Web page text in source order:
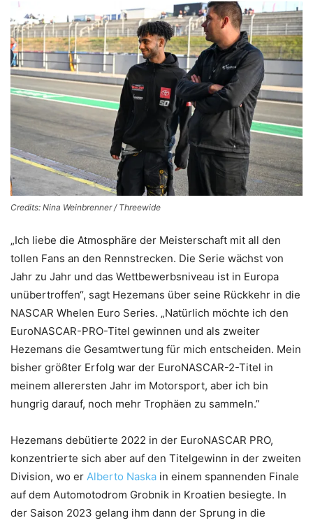
Credits: Nina Weinbrenner / Threewide
„Ich liebe die Atmosphäre der Meisterschaft mit all den
tollen Fans an den Rennstrecken. Die Serie wächst von
Jahr zu Jahr und das Wettbewerbsniveau ist in Europa
unübertroffen“, sagt Hezemans über seine Rückkehr in die
NASCAR Whelen Euro Series. „Natürlich möchte ich den
EuroNASCAR-PRO-Titel gewinnen und als zweiter
Hezemans die Gesamtwertung für mich entscheiden. Mein
bisher größter Erfolg war der EuroNASCAR-2-Titel in
meinem allerersten Jahr im Motorsport, aber ich bin
hungrig darauf, noch mehr Trophäen zu sammeln.”
Hezemans debütierte 2022 in der EuroNASCAR PRO,
konzentrierte sich aber auf den Titelgewinn in der zweiten
Division, wo er Alberto Naska in einem spannenden Finale
auf dem Automotodrom Grobnik in Kroatien besiegte. In
der Saison 2023 gelang ihm dann der Sprung in die